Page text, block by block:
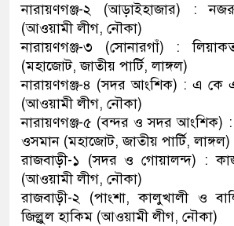
নারায়ণগঞ্জ-২ (আড়াইহাজার) :
(আওয়ামী লীগ, নৌকা)
নারায়ণগঞ্জ-৩ (সোনারগাঁ) :
(মহাজোট, জাতীয় পার্টি, লাঙ্গল)
নারায়ণগঞ্জ-৪ (সদর আংশিক) : এ কে
(আওয়ামী লীগ, নৌকা)
নারায়ণগঞ্জ-৫ (বন্দর ও সদর
ওসমান (মহাজোট, জাতীয় পার্টি, লাঙ্গল)
রাজবাড়ী-১ (সদর ও গোয়ালন্দ) :
(আওয়ামী লীগ, নৌকা)
রাজবাড়ী-২ (পাংশা, কালুখালী ও
জিল্লুল হাকিম (আওয়ামী লীগ, নৌকা)